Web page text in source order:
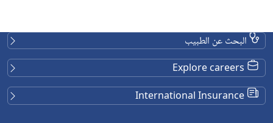
البحث عن الطبيب